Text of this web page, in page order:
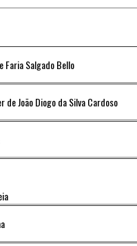
Faria Salgado Bello
de João Diogo da Silva Cardoso